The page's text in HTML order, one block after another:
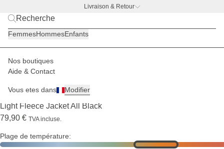
Livraison & Retour
BACK TO WORK |
FemmesHommesEnfants
Nos boutiques
Aide & Contact
Vous etes dans Modifier
Femmes Vestes
(1)
Light Fleece Jacket All Black
79,90 € TVA incluse.
Plage de température: